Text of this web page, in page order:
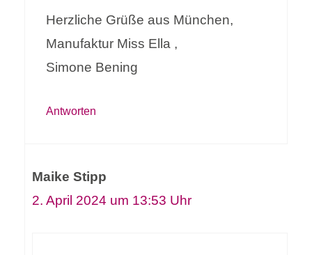
Herzliche Grüße aus München,
Manufaktur Miss Ella ,
Simone Bening
Antworten
Maike Stipp
2. April 2024 um 13:53 Uhr